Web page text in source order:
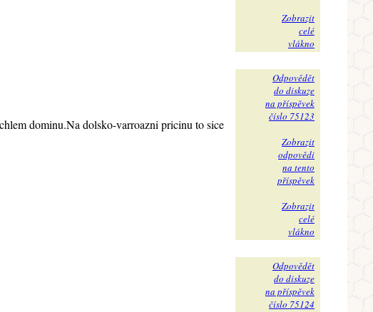
Zobrazit
celé
vlákno
dominu.Na dolsko-varroazni pricinu to sice
Odpovědět
do diskuze
na příspěvek
číslo 75123
Zobrazit
odpovědi
na tento
příspěvek
Zobrazit
celé
vlákno
Odpovědět
do diskuze
na příspěvek
číslo 75124